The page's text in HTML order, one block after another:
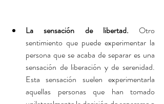
La sensación de libertad. Otro
sentimiento que puede experimentar la
persona que se acaba de separar es una
sensación de liberación y de serenidad.
Esta sensación suelen experimentarla
aquellas personas que han tomado